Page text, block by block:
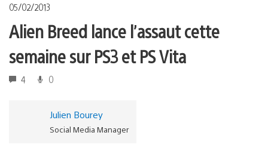
05/02/2013
Alien Breed lance l’assaut cette
semaine sur PS3 et PS Vita
4 0
Julien Bourey
Social Media Manager